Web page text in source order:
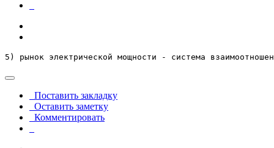
5) рынок электрической мощности - система
Поставить закладку
Оставить заметку
Комментировать